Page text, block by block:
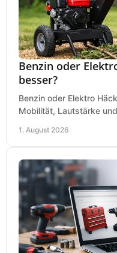
Benzin oder
besser?
Benzin oder Elektro
Mobilität, Lautstärke
1. August 2026